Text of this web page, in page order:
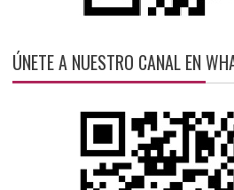
ÚNETE A NUESTRO CANAL EN